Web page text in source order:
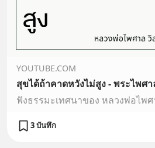
YOUTUBE.COM
สุขได้ถ้าคาดหวังไม่สูง - พระไพศ
3 บันทึก